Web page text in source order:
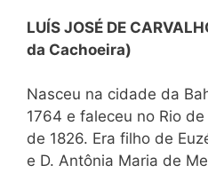
LUÍS JOSÉ DE
da Cachoeira)
Nasceu na cidade da
1764 e faleceu no Rio
de 1826. Era filho de
e D. Antônia Maria de